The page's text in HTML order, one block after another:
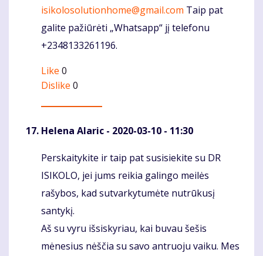
isikolosolutionhome@gmail.com Taip pat
galite pažiūrėti „Whatsapp“ jį telefonu
+2348133261196.
Like 0
Dislike 0
Helena Alaric - 2020-03-10 - 11:30
Komentaras
Perskaitykite ir taip pat susisiekite su DR
ISIKOLO, jei jums reikia galingo meilės
rašybos, kad sutvarkytumėte nutrūkusį
santykį.
Aš su vyru išsiskyriau, kai buvau šešis
mėnesius nėščia su savo antruoju vaiku. Mes